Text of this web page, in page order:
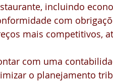
incluindo
com
mais competitivos,
com uma
o planejamento